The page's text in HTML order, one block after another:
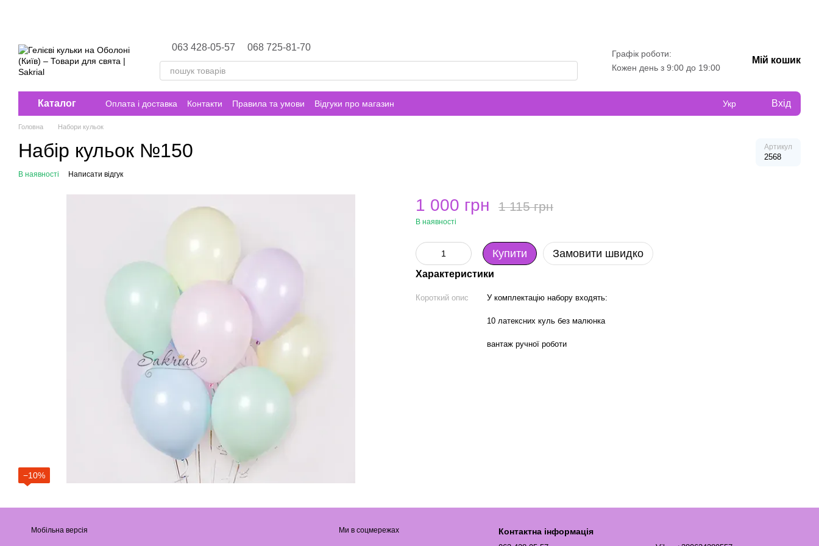
063 428-05-57 068 725-81-70
Графік роботи:
Кожен день з 9:00 до 19:00
Мій кошик
Каталог Оплата і доставка Контакти Правила та умови Відгуки про магазин Укр Вхід
Головна Набори кульок
Набір кульок №150 Артикул
2568
В наявності Написати відгук
−10%
1 000 грн 1 115 грн
В наявності
Купити Замовити швидко
Характеристики
Короткий опис У комплектацію набору входять:
10 латексних куль без малюнка
вантаж ручної роботи
Мобільна версія Ми в соцмережах Контактна інформація